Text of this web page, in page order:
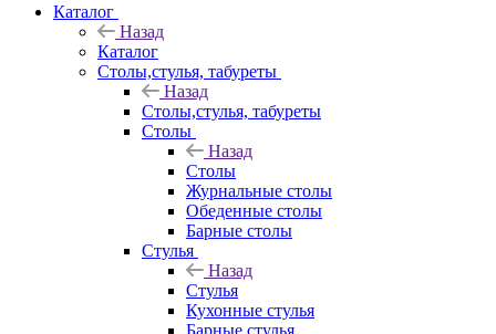
Каталог
Назад
Каталог
Столы,стулья, табуреты
Назад
Столы,стулья, табуреты
Столы
Назад
Столы
Журнальные столы
Обеденные столы
Барные столы
Стулья
Назад
Стулья
Кухонные стулья
Барные стулья